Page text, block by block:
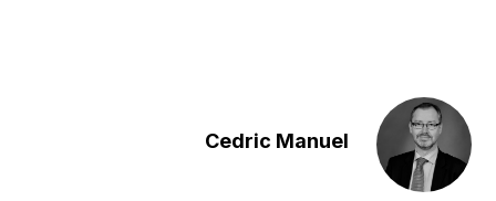
Cedric Manuel